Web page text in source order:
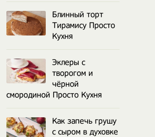
Блинный торт
Тирамису Просто
Кухня
Эклеры с
творогом и
чёрной
смородиной Просто Кухня
Как запечь грушу
с сыром в духовке